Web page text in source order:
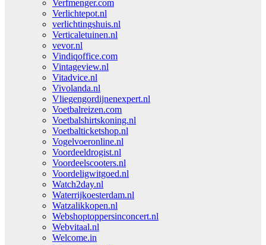
Verfmenger.com
Verlichtepot.nl
verlichtingshuis.nl
Verticaletuinen.nl
vevor.nl
Vindiqoffice.com
Vintageview.nl
Vitadvice.nl
Vivolanda.nl
Vliegengordijnenexpert.nl
Voetbalreizen.com
Voetbalshirtskoning.nl
Voetbalticketshop.nl
Vogelvoeronline.nl
Voordeeldrogist.nl
Voordeelscooters.nl
Voordeligwitgoed.nl
Watch2day.nl
Waterrijkoesterdam.nl
Watzalikkopen.nl
Webshoptoppersinconcert.nl
Webvitaal.nl
Welcome.in